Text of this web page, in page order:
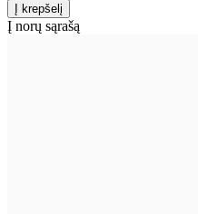
Į norų sąrašą